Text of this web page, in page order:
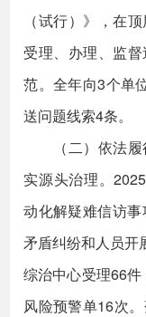
（试行）》，在
受理、办理、监
范。全年向3个单
送问题线索4条。
（二）依法履
实源头治理。
动化解疑难信访
矛盾纠纷和人员开
综治中心受理66
风险预警单16次